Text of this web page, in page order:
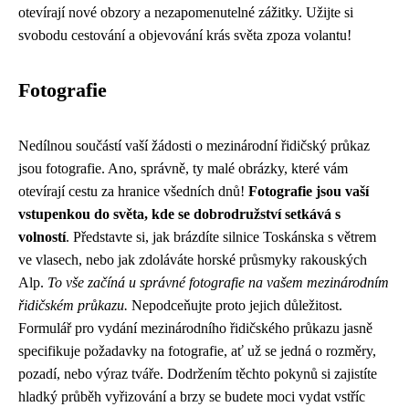
otevírají nové obzory a nezapomenutelné zážitky. Užijte si
svobodu cestování a objevování krás světa zpoza volantu!
Fotografie
Nedílnou součástí vaší žádosti o mezinárodní řidičský průkaz
jsou fotografie. Ano, správně, ty malé obrázky, které vám
otevírají cestu za hranice všedních dnů! Fotografie jsou vaší
vstupenkou do světa, kde se dobrodružství setkává s
volností. Představte si, jak brázdíte silnice Toskánska s větrem
ve vlasech, nebo jak zdoláváte horské průsmyky rakouských
Alp. To vše začíná u správné fotografie na vašem mezinárodním
řidičském průkazu. Nepodceňujte proto jejich důležitost.
Formulář pro vydání mezinárodního řidičského průkazu jasně
specifikuje požadavky na fotografie, ať už se jedná o rozměry,
pozadí, nebo výraz tváře. Dodržením těchto pokynů si zajistíte
hladký průběh vyřizování a brzy se budete moci vydat vstříc